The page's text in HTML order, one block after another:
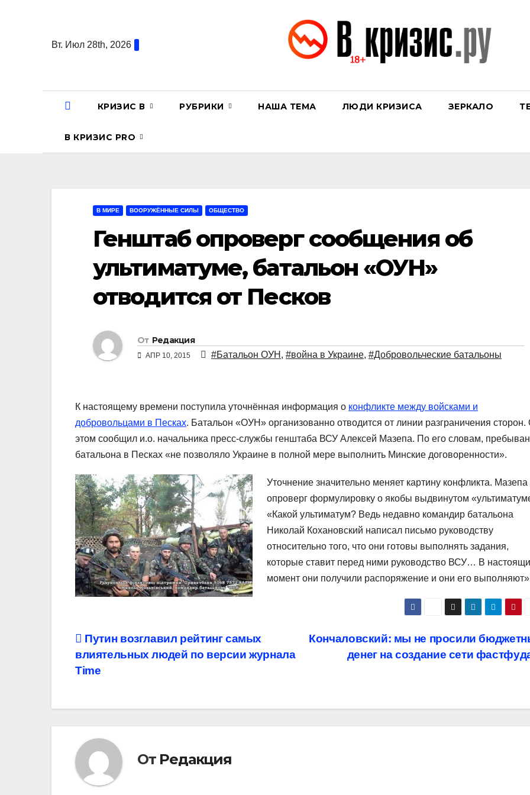
содержаниюВт. Июл 28th, 2026
КРИЗИС В РУБРИКИ НАША ТЕМА ЛЮДИ КРИЗИСА ЗЕРКАЛО
В КРИЗИС PRO
В МИРЕ ВООРУЖЁННЫЕ СИЛЫ ОБЩЕСТВО
Генштаб опроверг сообщения об
ультиматуме, батальон «ОУН»
отводится от Песков
От Редакция
АПР 10, 2015 #Батальон ОУН , #война в Украине, #Добровольческие батальоны
К настоящему времени поступила уточнённая информация о конфликте между войсками и
добровольцами в Песках. Батальон «ОУН» организованно отводится от линии разграничения сторон.
этом сообщил и.о. начальника пресс-службы генштаба ВСУ Алексей Мазепа. По его словам,
батальона в Песках «не позволяло Украине в полной мере выполнить Минские договоренности».
Уточнение значительно меняет картину конфликта. Мазепа
опроверг формулировку о якобы выдвинутом
«Какой ультиматум? Ведь недавно командир батальона
Николай Кохановский написал письмо руководству
относительно того, что они готовы выполнять задания,
которые ставит перед ними руководство ВСУ… В
момент они получили распоряжение и они его
Навигация
по
Кончаловский: мы не просили
денег на создание сети
Путин возглавил рейтинг самых
влиятельных людей по версии журнала
Time
От Редакция